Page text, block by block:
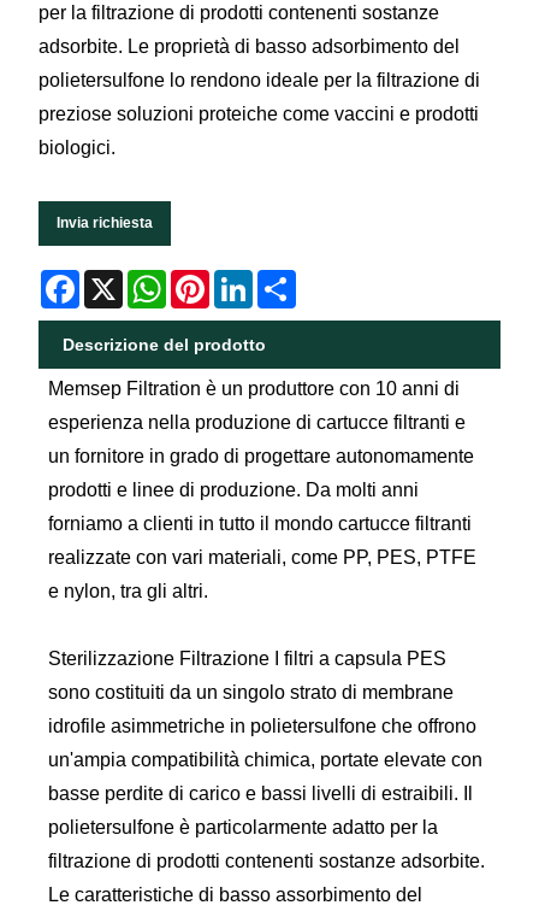
per la filtrazione di prodotti contenenti sostanze
adsorbite. Le proprietà di basso adsorbimento del
polietersulfone lo rendono ideale per la filtrazione di
preziose soluzioni proteiche come vaccini e prodotti
biologici.
Invia richiesta
Facebook
X WhatsApp
PinterestLinkedIn
Descrizione del prodotto
Memsep Filtration è un produttore con 10 anni di
esperienza nella produzione di cartucce filtranti e
un fornitore in grado di progettare autonomamente
prodotti e linee di produzione. Da molti anni
forniamo a clienti in tutto il mondo cartucce filtranti
realizzate con vari materiali, come PP, PES, PTFE
e nylon, tra gli altri.
Sterilizzazione Filtrazione I filtri a capsula PES
sono costituiti da un singolo strato di membrane
idrofile asimmetriche in polietersulfone che offrono
un'ampia compatibilità chimica, portate elevate con
basse perdite di carico e bassi livelli di estraibili. Il
polietersulfone è particolarmente adatto per la
filtrazione di prodotti contenenti sostanze adsorbite.
Le caratteristiche di basso assorbimento del